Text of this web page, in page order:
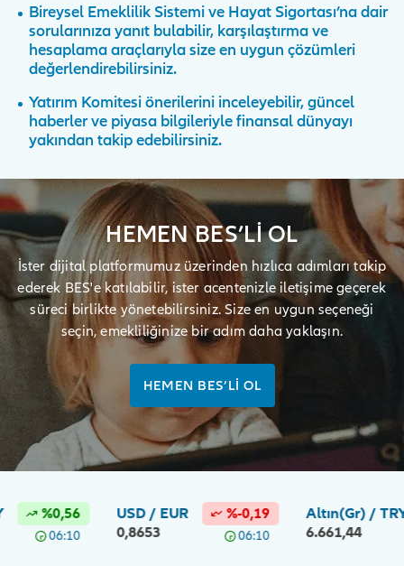
Bireysel Emeklilik Sistemi ve Hayat Sigortası’na dair
sorularınıza yanıt bulabilir, karşılaştırma ve
hesaplama araçlarıyla size en uygun çözümleri
değerlendirebilirsiniz.
Yatırım Komitesi önerilerini inceleyebilir, güncel
haberler ve piyasa bilgileriyle finansal dünyayı
yakından takip edebilirsiniz.
HEMEN BES’Lİ OL
İster dijital platformumuz üzerinden hızlıca adımları takip
ederek BES'e katılabilir, ister acentenizle iletişime geçerek
süreci birlikte yönetebilirsiniz. Size en uygun seçeneği
seçin, emekliliğinize bir adım daha yaklaşın.
HEMEN BES’Lİ OL